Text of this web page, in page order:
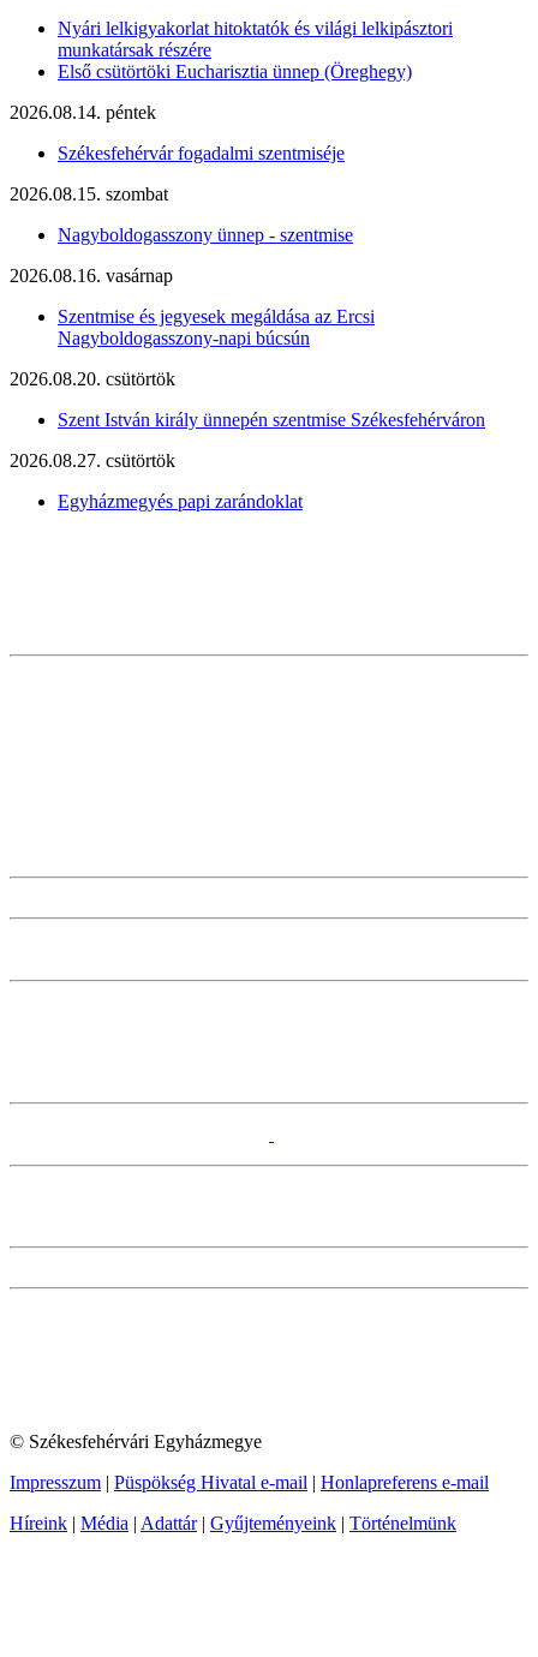
Nyári lelkigyakorlat hitoktatók és világi lelkipásztori
munkatársak részére
Első csütörtöki Eucharisztia ünnep (Öreghegy)
2026.08.14. péntek
Székesfehérvár fogadalmi szentmiséje
2026.08.15. szombat
Nagyboldogasszony ünnep - szentmise
2026.08.16. vasárnap
Szentmise és jegyesek megáldása az Ercsi
Nagyboldogasszony-napi búcsún
2026.08.20. csütörtök
Szent István király ünnepén szentmise Székesfehérváron
2026.08.27. csütörtök
Egyházmegyés papi zarándoklat
© Székesfehérvári Egyházmegye
Impresszum | Püspökség Hivatal e-mail | Honlapreferens e-mail
Híreink | Média | Adattár| Gyűjteményeink | Történelmünk